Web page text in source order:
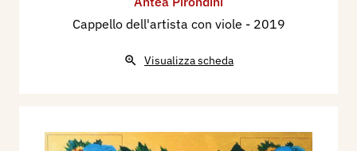
Cappello dell'artista con viole - 2019
Visualizza scheda